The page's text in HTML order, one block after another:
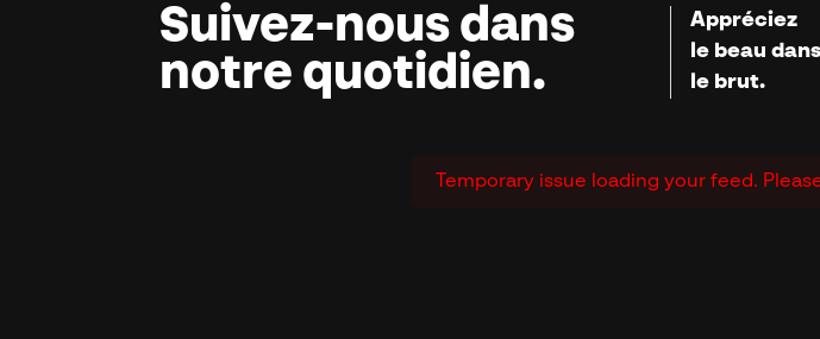
Suivez-nous dans
notre quotidien.
Appréciez
le beau dans
le brut.
Temporary issue loading your feed.